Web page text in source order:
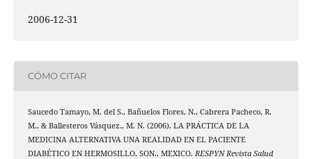
2006-12-31
CÓMO CITAR
Saucedo Tamayo, M. del S., Bañuelos Flores, N., Cabrera Pacheco, R.
M., & Ballesteros Vásquez., M. N. (2006). LA PRÁCTICA DE LA
MEDICINA ALTERNATIVA UNA REALIDAD EN EL PACIENTE
DIABÉTICO EN HERMOSILLO, SON., MEXICO. RESPYN Revista Salud